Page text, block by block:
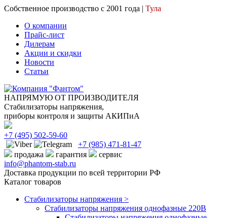
Собственное производство с 2001 года | Тула
О компании
Прайс-лист
Дилерам
Акции и скидки
Новости
Статьи
НАПРЯМУЮ ОТ ПРОИЗВОДИТЕЛЯ
Стабилизаторы напряжения,
приборы контроля и защиты АКИПиА
+7 (495) 502-59-60
+7 (985) 471-81-47
продажа
гарантия
сервис
info@phantom-stab.ru
Доставка продукции по всей территории РФ
Каталог товаров
Стабилизаторы напряжения >
Cтабилизаторы напряжения однофазные 220В